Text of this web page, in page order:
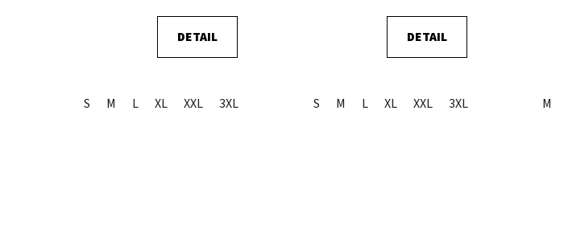
DETAIL
S M L XL XXL 3XL
DETAIL
S M L XL XXL 3XL M